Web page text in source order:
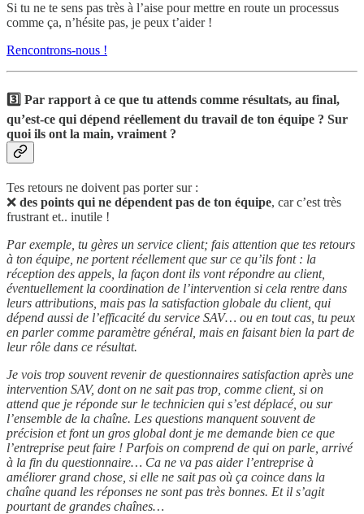
Si tu ne te sens pas très à l’aise pour mettre en route un processus
comme ça, n’hésite pas, je peux t’aider !
Rencontrons-nous !
3️⃣ Par rapport à ce que tu attends comme résultats, au final,
qu’est-ce qui dépend réellement du travail de ton équipe ? Sur
quoi ils ont la main, vraiment ?
Tes retours ne doivent pas porter sur :
❌ des points qui ne dépendent pas de ton équipe, car c’est très
frustrant et.. inutile !
Par exemple, tu gères un service client; fais attention que tes retours
à ton équipe, ne portent réellement que sur ce qu’ils font : la
réception des appels, la façon dont ils vont répondre au client,
éventuellement la coordination de l’intervention si cela rentre dans
leurs attributions, mais pas la satisfaction globale du client, qui
dépend aussi de l’efficacité du service SAV… ou en tout cas, tu peux
en parler comme paramètre général, mais en faisant bien la part de
leur rôle dans ce résultat.
Je vois trop souvent revenir de questionnaires satisfaction après une
intervention SAV, dont on ne sait pas trop, comme client, si on
attend que je réponde sur le technicien qui s’est déplacé, ou sur
l’ensemble de la chaîne. Les questions manquent souvent de
précision et font un gros global dont je me demande bien ce que
l’entreprise peut faire ! Parfois on comprend de qui on parle, arrivé
à la fin du questionnaire… Ca ne va pas aider l’entreprise à
améliorer grand chose, si elle ne sait pas où ça coince dans la
chaîne quand les réponses ne sont pas très bonnes. Et il s’agit
pourtant de grandes chaînes…